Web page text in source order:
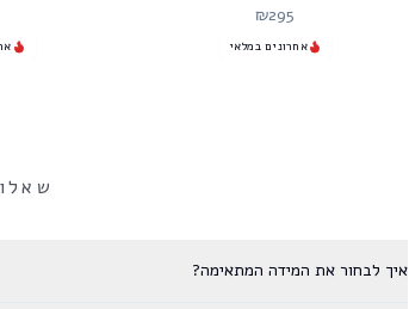
₪295
אחרונים במלאי
איך לבחור את המידה המתאימה?